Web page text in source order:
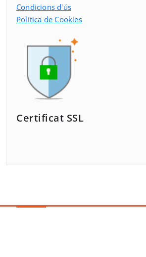
Condicions d'ús
Política de Cookies
Certificat SSL